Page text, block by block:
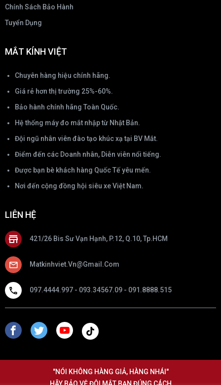
Chính Sách Bảo Hành
Tuyển Dụng
MẮT KÍNH VIỆT
Chuyên hàng hiệu chính hãng.
Giá rẻ hơn thị trường 25%-60%.
Bảo hành chính hãng Toàn Quốc.
Hệ thống máy đo mắt nhập từ Nhật Bản.
Đội ngũ nhân viên đào tạo khúc xạ tại BV Mắt.
Điểm đến các Doanh nhân, Diễn viên nổi tiếng.
Được bạn bè khách hàng Quốc Tế yêu mến.
Nơi đến cộng đồng hội siêu xe Việt Nam.
LIÊN HỆ
421/26 Bis Sư Vạn Hạnh, P.12, Q.10, Tp.HCM
Matkinhviet.vn@gmail.com
097.4444.997 - 093.34567.09 - 091.8888.515
"NÓI KHÔNG HÀNG GIẢ, HÀNG NHÁI"